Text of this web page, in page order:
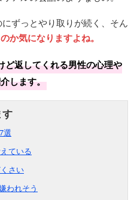
ずっとやり取りが続く、そん
か気になりますよね。
ど返してくれる男性の心理や
します。
選
ている
さい
われそう